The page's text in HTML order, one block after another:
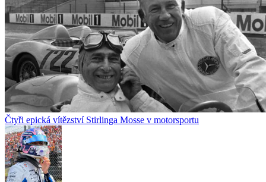
Čtyři epická vítězství Stirlinga Mosse v motorsportu